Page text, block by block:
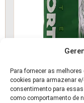
Para fornecer as
cookies para armazenar
consentimento para
como comportamento de